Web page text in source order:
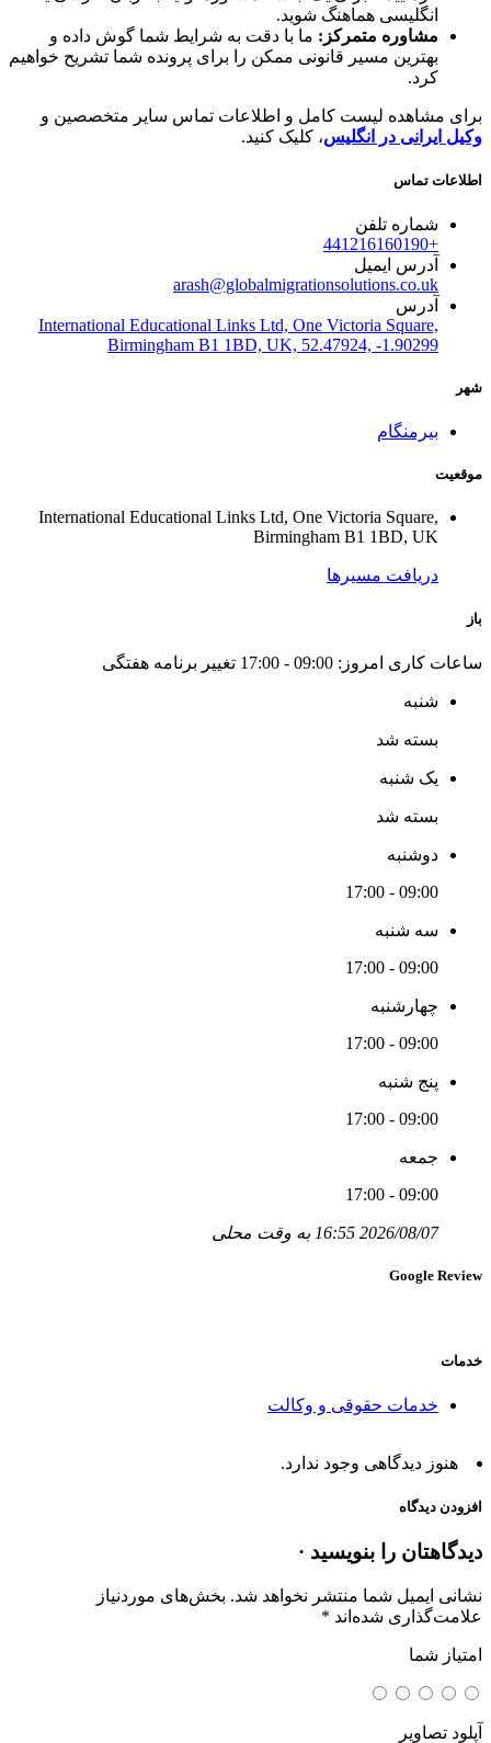
انگلیسی هماهنگ شوید.
مشاوره متمرکز: ما با دقت به شرایط شما گوش داده و
بهترین مسیر قانونی ممکن را برای پرونده شما تشریح خواهیم
کرد.
برای مشاهده لیست کامل و اطلاعات تماس سایر متخصصین و
وکیل ایرانی در انگلیس ، کلیک کنید.
اطلاعات تماس
شماره تلفن
+441216160190
آدرس ایمیل
arash@globalmigrationsolutions.co.uk
آدرس
International Educational Links Ltd, One Victoria Square,
Birmingham B1 1BD, UK, 52.47924, -1.90299
شهر
بیرمنگام
موقعیت
International Educational Links Ltd, One Victoria Square,
Birmingham B1 1BD, UK
دریافت مسیرها
باز
ساعات کاری امروز: 09:00 - 17:00 تغییر برنامه هفتگی
شنبه
بسته شد
یک شنبه
بسته شد
دوشنبه
09:00 - 17:00
سه شنبه
09:00 - 17:00
چهارشنبه
09:00 - 17:00
پنج شنبه
09:00 - 17:00
جمعه
09:00 - 17:00
2026/08/07 16:55 به وقت محلی
Google Review
خدمات
خدمات حقوقی و وکالت
هنوز دیدگاهی وجود ندارد.
افزودن دیدگاه
دیدگاهتان را بنویسید ·
نشانی ایمیل شما منتشر نخواهد شد. بخش‌های موردنیاز
علامت‌گذاری شده‌اند*
امتیاز شما
آپلود تصاویر